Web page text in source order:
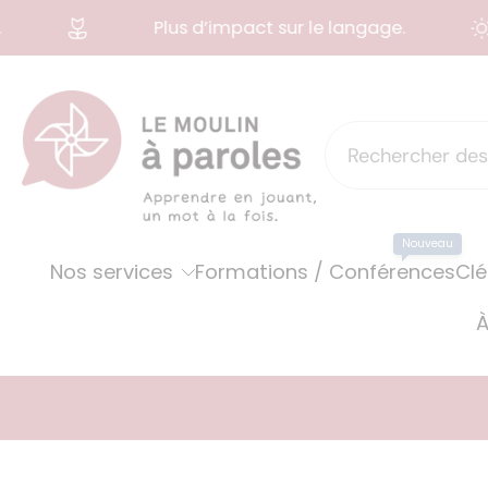
Aller
au
contenu
Plus d’impact sur le langage.
Nos services Formations / Conférences
Nouveau